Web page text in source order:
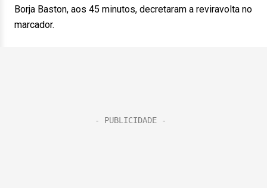
Borja Baston, aos 45 minutos, decretaram a reviravolta no
marcador.